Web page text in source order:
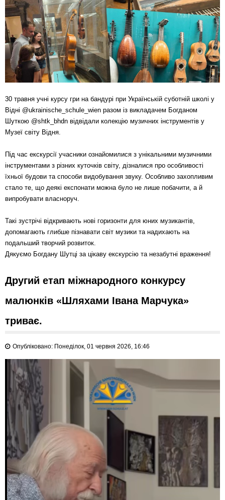
30 травня учні курсу гри на бандурі при Українській суботній школі у
Відні @ukrainische_schule_wien разом із викладачем Богданом
Шуткою @shtk_bhdn відвідали колекцію музичних інструментів у
Музеї світу Відня.
Під час екскурсії учасники ознайомилися з унікальними музичними
інструментами з різних куточків світу, дізналися про особливості
їхньої будови та способи видобування звуку. Особливо захопливим
стало те, що деякі експонати можна було не лише побачити, а й
випробувати власноруч.
Такі зустрічі відкривають нові горизонти для юних музикантів,
допомагають глибше пізнавати світ музики та надихають на
подальший творчий розвиток.
Дякуємо Богдану Шутці за цікаву екскурсію та незабутні враження!
Другий етап міжнародного конкурсу
малюнків «Шляхами Івана Марчука»
триває.
Опубліковано: Понеділок, 01 червня 2026, 16:46